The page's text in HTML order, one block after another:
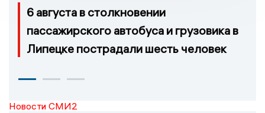
6 августа в столкновении
пассажирского автобуса и грузовика в
Липецке пострадали шесть человек
Новости СМИ2